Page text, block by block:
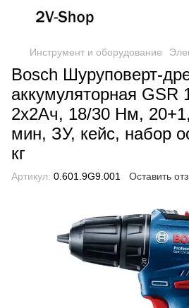
Инструмент и оборудование
Bosch Шуруповерт-
аккумуляторная GSR
2х2Ач, 18/30 Нм,
мин, ЗУ, кейс, набор
кг
Артикул: 0.601.9G9.001 Оставить